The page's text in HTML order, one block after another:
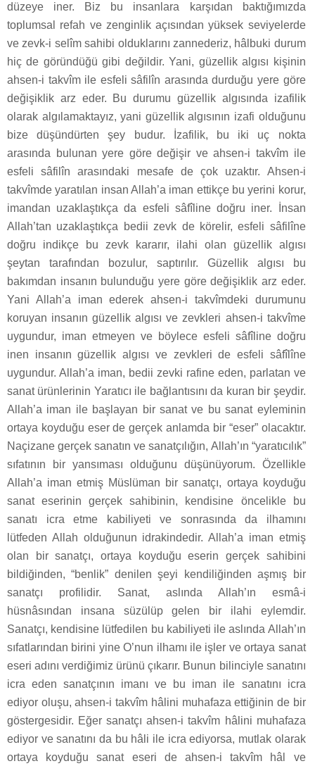
düzeye iner. Biz bu insanlara karşıdan baktığımızda
toplumsal refah ve zenginlik açısından yüksek seviyelerde
ve zevk-i selîm sahibi olduklarını zannederiz, hâlbuki durum
hiç de göründüğü gibi değildir. Yani, güzellik algısı kişinin
ahsen-i takvîm ile esfeli sâfilîn arasında durduğu yere göre
değişiklik arz eder. Bu durumu güzellik algısında izafilik
olarak algılamaktayız, yani güzellik algısının izafi olduğunu
bize düşündürten şey budur. İzafilik, bu iki uç nokta
arasında bulunan yere göre değişir ve ahsen-i takvîm ile
esfeli sâfilîn arasındaki mesafe de çok uzaktır. Ahsen-i
takvîmde yaratılan insan Allah’a iman ettikçe bu yerini korur,
imandan uzaklaştıkça da esfeli sâfîline doğru iner. İnsan
Allah’tan uzaklaştıkça bedii zevk de körelir, esfeli sâfilîne
doğru indikçe bu zevk kararır, ilahi olan güzellik algısı
şeytan tarafından bozulur, saptırılır. Güzellik algısı bu
bakımdan insanın bulunduğu yere göre değişiklik arz eder.
Yani Allah’a iman ederek ahsen-i takvîmdeki durumunu
koruyan insanın güzellik algısı ve zevkleri ahsen-i takvîme
uygundur, iman etmeyen ve böylece esfeli sâfîline doğru
inen insanın güzellik algısı ve zevkleri de esfeli sâfîlîne
uygundur. Allah’a iman, bedii zevki rafine eden, parlatan ve
sanat ürünlerinin Yaratıcı ile bağlantısını da kuran bir şeydir.
Allah’a iman ile başlayan bir sanat ve bu sanat eyleminin
ortaya koyduğu eser de gerçek anlamda bir “eser” olacaktır.
Naçizane gerçek sanatın ve sanatçılığın, Allah’ın “yaratıcılık”
sıfatının bir yansıması olduğunu düşünüyorum. Özellikle
Allah’a iman etmiş Müslüman bir sanatçı, ortaya koyduğu
sanat eserinin gerçek sahibinin, kendisine öncelikle bu
sanatı icra etme kabiliyeti ve sonrasında da ilhamını
lütfeden Allah olduğunun idrakindedir. Allah’a iman etmiş
olan bir sanatçı, ortaya koyduğu eserin gerçek sahibini
bildiğinden, “benlik” denilen şeyi kendiliğinden aşmış bir
sanatçı profilidir. Sanat, aslında Allah’ın esmâ-i
hüsnâsından insana süzülüp gelen bir ilahi eylemdir.
Sanatçı, kendisine lütfedilen bu kabiliyeti ile aslında Allah’ın
sıfatlarından birini yine O’nun ilhamı ile işler ve ortaya sanat
eseri adını verdiğimiz ürünü çıkarır. Bunun bilinciyle sanatını
icra eden sanatçının imanı ve bu iman ile sanatını icra
ediyor oluşu, ahsen-i takvîm hâlini muhafaza ettiğinin de bir
göstergesidir. Eğer sanatçı ahsen-i takvîm hâlini muhafaza
ediyor ve sanatını da bu hâli ile icra ediyorsa, mutlak olarak
ortaya koyduğu sanat eseri de ahsen-i takvîm hâl ve